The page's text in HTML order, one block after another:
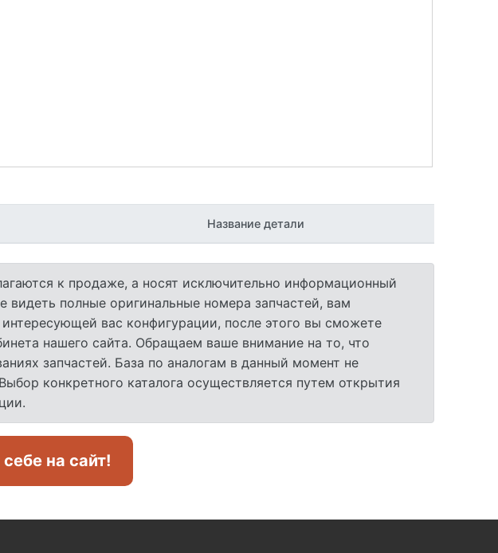
Название детали
к продаже, а носят исключительно информационный
полные оригинальные номера запчастей, вам
вас конфигурации, после этого вы сможете
нашего сайта. Обращаем ваше внимание на то, что
запчастей. База по аналогам в данный момент не
конкретного каталога осуществляется путем открытия
на сайт!